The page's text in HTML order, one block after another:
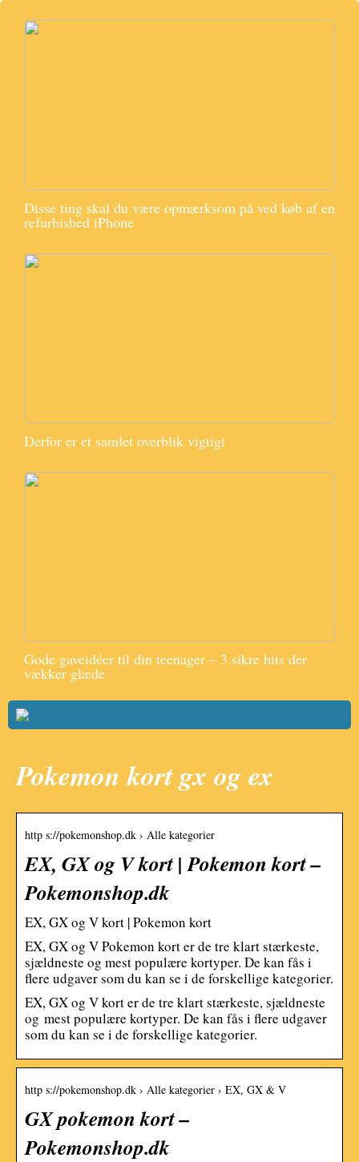
Disse ting skal du være opmærksom på ved køb af en
refurbished iPhone
Derfor er et samlet overblik vigtigt
Gode gaveidéer til din teenager – 3 sikre hits der
vækker glæde
Pokemon kort gx og ex
http s://pokemonshop.dk › Alle kategorier
EX, GX og V kort | Pokemon kort –
Pokemonshop.dk
EX, GX og V kort | Pokemon kort
EX, GX og V Pokemon kort er de tre klart stærkeste,
sjældneste og mest populære kortyper. De kan fås i
flere udgaver som du kan se i de forskellige kategorier.
EX, GX og V kort er de tre klart stærkeste, sjældneste
og mest populære kortyper. De kan fås i flere udgaver
som du kan se i de forskellige kategorier.
http s://pokemonshop.dk › Alle kategorier › EX, GX & V
GX pokemon kort –
Pokemonshop.dk